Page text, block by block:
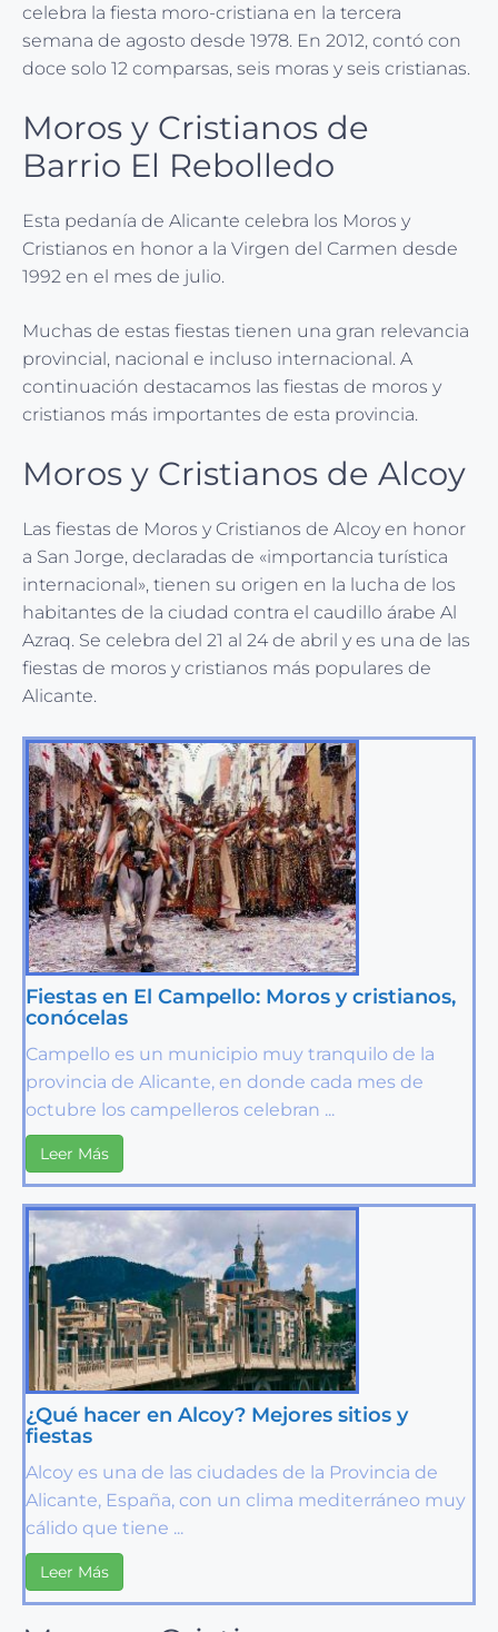
celebra la fiesta moro-cristiana en la tercera
semana de agosto desde 1978. En 2012, contó con
doce solo 12 comparsas, seis moras y seis cristianas.
Moros y Cristianos de
Barrio El Rebolledo
Esta pedanía de Alicante celebra los Moros y
Cristianos en honor a la Virgen del Carmen desde
1992 en el mes de julio.
Muchas de estas fiestas tienen una gran relevancia
provincial, nacional e incluso internacional. A
continuación destacamos las fiestas de moros y
cristianos más importantes de esta provincia.
Moros y Cristianos de Alcoy
Las fiestas de Moros y Cristianos de Alcoy en honor
a San Jorge, declaradas de «importancia turística
internacional», tienen su origen en la lucha de los
habitantes de la ciudad contra el caudillo árabe Al
Azraq. Se celebra del 21 al 24 de abril y es una de las
fiestas de moros y cristianos más populares de
Alicante.
Fiestas en El Campello: Moros y cristianos,
conócelas
Campello es un municipio muy tranquilo de la
provincia de Alicante, en donde cada mes de
octubre los campelleros celebran ...
Leer Más
¿Qué hacer en Alcoy? Mejores sitios y
fiestas
Alcoy es una de las ciudades de la Provincia de
Alicante, España, con un clima mediterráneo muy
cálido que tiene ...
Leer Más